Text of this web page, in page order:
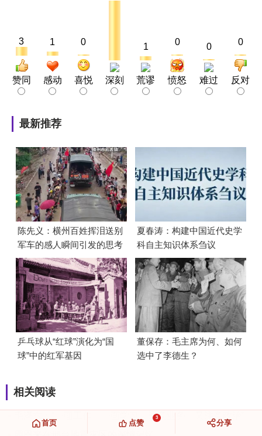
3
赞同
1
感动
0
喜悦 深刻
1
荒谬
0
愤怒
0
难过
0
反对
最新推荐
陈先义：横州百姓挥泪送别
军车的感人瞬间引发的思考
夏春涛：构建中国近代史学
科自主知识体系刍议
乒乓球从“红球”演化为“国
球”中的红军基因
董保存：毛主席为何、如何
选中了李德生？
相关阅读
毛泽东：“一面工作，一面学习，注意业务，又注意政治”
首页
3
点赞 分享